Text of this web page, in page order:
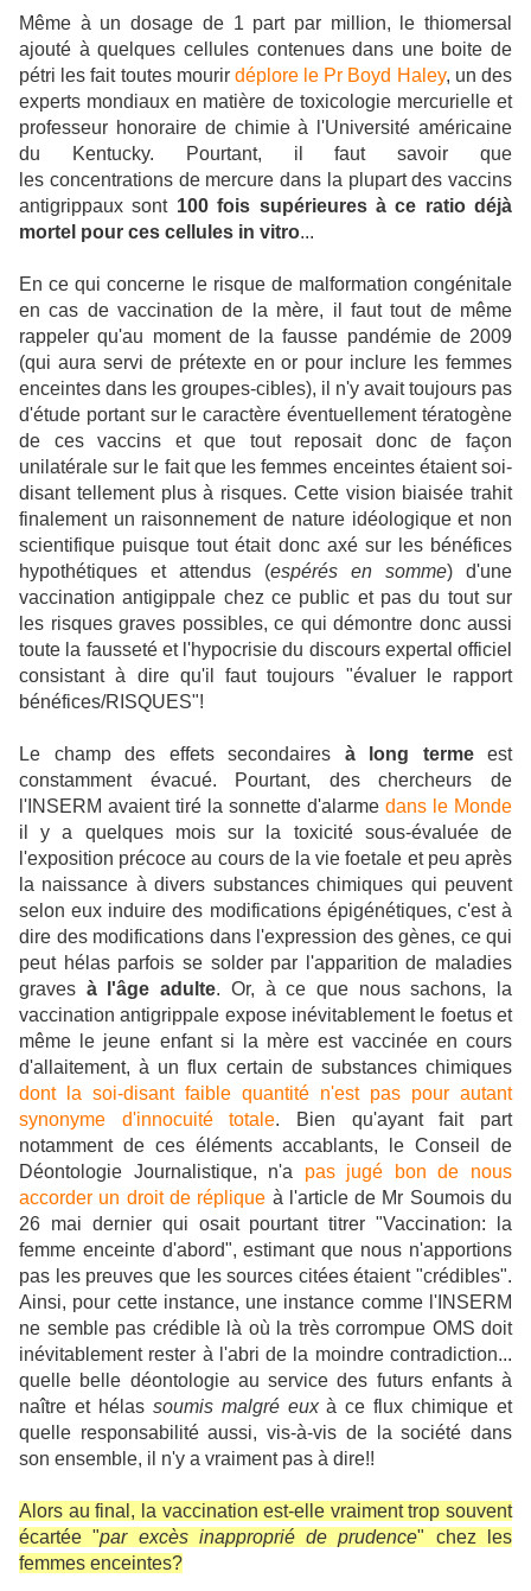
Même à un dosage de 1 part par million, le thiomersal
ajouté à quelques cellules contenues dans une boite de
pétri les fait toutes mourir déplore le Pr Boyd Haley, un des
experts mondiaux en matière de toxicologie mercurielle et
professeur honoraire de chimie à l'Université américaine
du Kentucky. Pourtant, il faut savoir que
les concentrations de mercure dans la plupart des vaccins
antigrippaux sont 100 fois supérieures à ce ratio déjà
mortel pour ces cellules in vitro...
En ce qui concerne le risque de malformation congénitale
en cas de vaccination de la mère, il faut tout de même
rappeler qu'au moment de la fausse pandémie de 2009
(qui aura servi de prétexte en or pour inclure les femmes
enceintes dans les groupes-cibles), il n'y avait toujours pas
d'étude portant sur le caractère éventuellement tératogène
de ces vaccins et que tout reposait donc de façon
unilatérale sur le fait que les femmes enceintes étaient soi-
disant tellement plus à risques. Cette vision biaisée trahit
finalement un raisonnement de nature idéologique et non
scientifique puisque tout était donc axé sur les bénéfices
hypothétiques et attendus (espérés en somme) d'une
vaccination antigippale chez ce public et pas du tout sur
les risques graves possibles, ce qui démontre donc aussi
toute la fausseté et l'hypocrisie du discours expertal officiel
consistant à dire qu'il faut toujours "évaluer le rapport
bénéfices/RISQUES"!
Le champ des effets secondaires à long termeest
constamment évacué. Pourtant, des chercheurs de
l'INSERM avaient tiré la sonnette d'alarme dans le Monde
il y a quelques mois sur la toxicité sous-évaluée de
l'exposition précoce au cours de la vie foetale et peu après
la naissance à divers substances chimiques qui peuvent
selon eux induire des modifications épigénétiques, c'est à
dire des modifications dans l'expression des gènes, ce qui
peut hélas parfois se solder par l'apparition de maladies
graves à l'âge adulte. Or, à ce que nous sachons, la
vaccination antigrippale expose inévitablement le foetus et
même le jeune enfant si la mère est vaccinée en cours
d'allaitement, à un flux certain de substances chimiques
dont la soi-disant faible quantité n'est pas pour autant
synonyme d'innocuité totale. Bien qu'ayant fait part
notamment de ces éléments accablants, le Conseil de
Déontologie Journalistique, n'a pas jugé bon de nous
accorder un droit de réplique à l'article de Mr Soumois du
26 mai dernier qui osait pourtant titrer "Vaccination: la
femme enceinte d'abord", estimant que nous n'apportions
pas les preuves que les sources citées étaient "crédibles".
Ainsi, pour cette instance, une instance comme l'INSERM
ne semble pas crédible là où la très corrompue OMS doit
inévitablement rester à l'abri de la moindre contradiction...
quelle belle déontologie au service des futurs enfants à
naître et hélas soumis malgré euxà ce flux chimique et
quelle responsabilité aussi, vis-à-vis de la société dans
son ensemble, il n'y a vraiment pas à dire!!
Alors au final, la vaccination est-elle vraiment trop souvent
écartée "par excès inapproprié de prudence" chez les
femmes enceintes?